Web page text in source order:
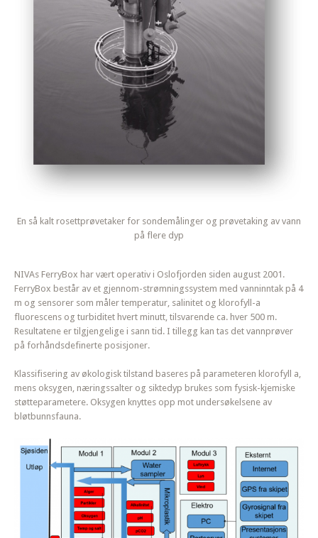
En så kalt rosettprøvetaker for sondemålinger og prøvetaking av vann
på flere dyp
NIVAs FerryBox har vært operativ i Oslofjorden siden august 2001.
FerryBox består av et gjennom-strømningssystem med vanninntak på 4
m og sensorer som måler temperatur, salinitet og klorofyll-a
fluorescens og turbiditet hvert minutt, tilsvarende ca. hver 500 m.
Resultatene er tilgjengelige i sann tid. I tillegg kan tas det vannprøver
på forhåndsdefinerte posisjoner.
Klassifisering av økologisk tilstand baseres på parameteren klorofyll a,
mens oksygen, næringssalter og siktedyp brukes som fysisk-kjemiske
støtteparametere. Oksygen knyttes opp mot undersøkelsene av
bløtbunnsfauna.